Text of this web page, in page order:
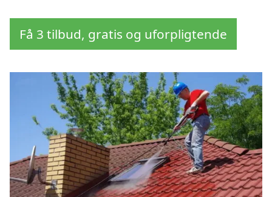
Få 3 tilbud, gratis og uforpligtende